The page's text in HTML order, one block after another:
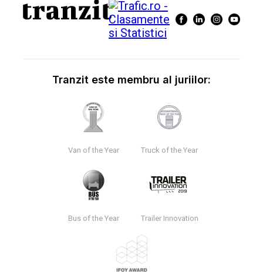
Tranzit este membru al juriilor:
Van of the Year Truck of the Year
Bus of the Year Trailer Innovation